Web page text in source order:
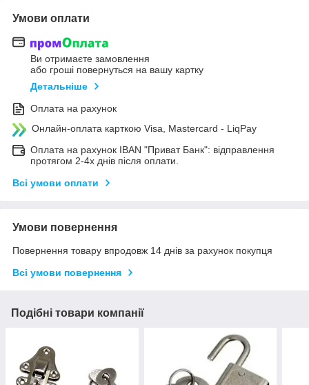
Умови оплати
Ви отримаєте замовлення
або гроші повернуться на вашу картку
Детальніше
Оплата на рахунок
Онлайн-оплата карткою Visa, Mastercard - LiqPay
Оплата на рахунок IBAN "Приват Банк": відправлення
протягом 2-4х днів після оплати.
Всі умови оплати
Умови повернення
Повернення товару впродовж 14 днів за рахунок покупця
Всі умови повернення
Подібні товари компанії